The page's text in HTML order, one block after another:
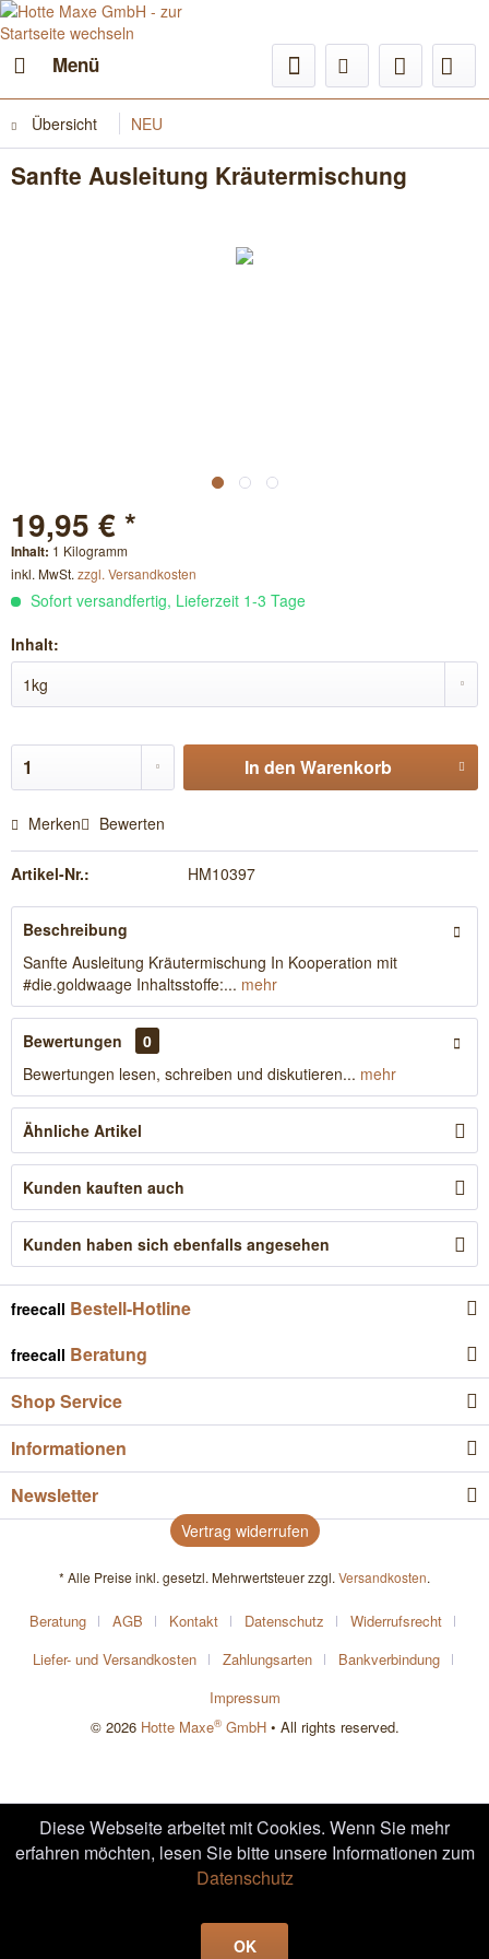
Menü
Übersicht NEU
Sanfte Ausleitung Kräutermischung
19,95 € *
Inhalt: 1 Kilogramm
inkl. MwSt. zzgl. Versandkosten
Sofort versandfertig, Lieferzeit 1-3 Tage
Inhalt:
In den Warenkorb
Merken Bewerten
Artikel-Nr.: HM10397
Beschreibung
Sanfte Ausleitung Kräutermischung In Kooperation mit
#die.goldwaage Inhaltsstoffe:... mehr
Bewertungen
0
Bewertungen lesen, schreiben und diskutieren... mehr
Ähnliche Artikel
Kunden kauften auch
Kunden haben sich ebenfalls angesehen
freecall Bestell-Hotline
freecall Beratung
Shop Service
Informationen
Newsletter
Vertrag widerrufen
* Alle Preise inkl. gesetzl. Mehrwertsteuer zzgl. Versandkosten.
Beratung AGB Kontakt Datenschutz
Widerrufsrecht
Liefer- und Versandkosten
Zahlungsarten
Bankverbindung
Impressum
© 2026 Hotte Maxe®GmbH• All rights reserved.
Diese Webseite arbeitet mit Cookies. Wenn Sie mehr
erfahren möchten, lesen Sie bitte unsere Informationen zum
Datenschutz
OK